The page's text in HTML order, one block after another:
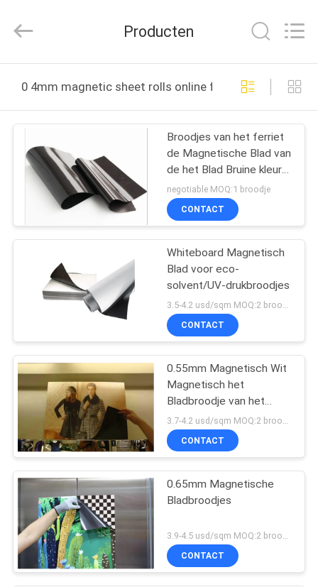
PRODUCTEN
OVER
ONS
FABRIEKSTOCHT
KWALITEITSCONTROLE
CONTACT
MET
ONS
OP
VRAAG
EEN
OFFERTE
SITEMAP
Co.,Ltd.
Producten
0 4mm magnetic sheet rolls online fabricage
Broodjes van het ferriet
de Magnetische Blad van
de het Blad Bruine kleur
van de 120 Graad het
Smeltende Magneet
Rubber Duidelijke
magnetische vinyl
negotiable MOQ:1 broodje
CONTACT
Whiteboard Magnetisch
Blad voor eco-
solvent/UV-drukbroodjes
CONTACT
0.55mm Magnetisch Wit
Magnetisch het
Bladbroodje van het
Stickerblad voor
Openluchtdruk
CONTACT
0.65mm Magnetische
Bladbroodjes
3.9-4.5 usd/sqm MOQ:2 broodjes
CONTACT